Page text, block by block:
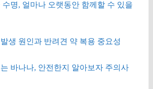
수명, 얼마나 오랫동안 함께할 수 있을
생 원인과 반려견 약 복용 중요성
바나나, 안전한지 알아보자 주의사